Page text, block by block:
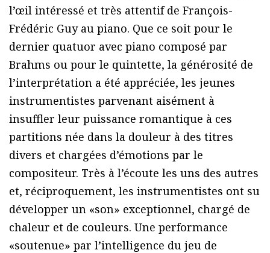
l’œil intéressé et très attentif de François-
Frédéric Guy au piano. Que ce soit pour le
dernier quatuor avec piano composé par
Brahms ou pour le quintette, la générosité de
l’interprétation a été appréciée, les jeunes
instrumentistes parvenant aisément à
insuffler leur puissance romantique à ces
partitions née dans la douleur à des titres
divers et chargées d’émotions par le
compositeur. Très à l’écoute les uns des autres
et, réciproquement, les instrumentistes ont su
développer un «son» exceptionnel, chargé de
chaleur et de couleurs. Une performance
«soutenue» par l’intelligence du jeu de